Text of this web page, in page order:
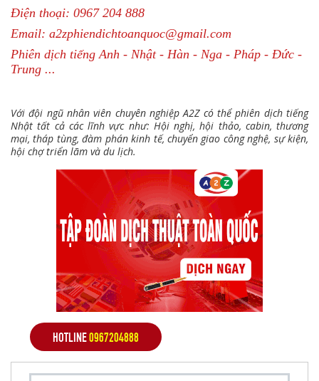
Điện thoại: 0967 204 888
Email: a2zphiendichtoanquoc@gmail.com
Phiên dịch tiếng Anh - Nhật - Hàn - Nga - Pháp - Đức -
Trung ...
Với đội ngũ nhân viên chuyên nghiệp A2Z có thể phiên dịch tiếng
Nhật tất cả các lĩnh vực như: Hội nghị, hội thảo, cabin, thương
mại, tháp tùng, đàm phán kinh tế, chuyển giao công nghệ, sự kiện,
hội chợ triển lãm và du lịch.
HOTLINE0967204888